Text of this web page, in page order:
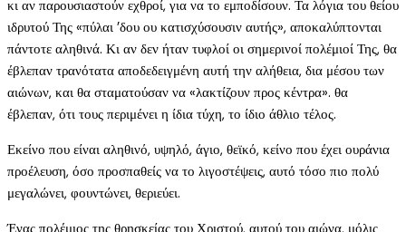
κι αν παρουσιαστούν εχθροί, για να το εμποδίσουν. Τα λόγια του θείου
ιδρυτού Της «πύλαι ’δου ου κατισχύσουσιν αυτής», αποκαλύπτονται
πάντοτε αληθινά. Κι αν δεν ήταν τυφλοί οι σημερινοί πολέμιοί Της, θα
έβλεπαν τρανότατα αποδεδειγμένη αυτή την αλήθεια, δια μέσου των
αιώνων, και θα σταματούσαν να «λακτίζουν προς κέντρα». θα
έβλεπαν, ότι τους περιμένει η ίδια τύχη, το ίδιο άθλιο τέλος.
Εκείνο που είναι αληθινό, υψηλό, άγιο, θεϊκό, κείνο που έχει ουράνια
προέλευση, όσο προσπαθείς να το λιγοστέψεις, αυτό τόσο πιο πολύ
μεγαλώνει, φουντώνει, θεριεύει.
Ένας πολέμιος της θρησκείας του Χριστού, αυτού του αιώνα, μόλις